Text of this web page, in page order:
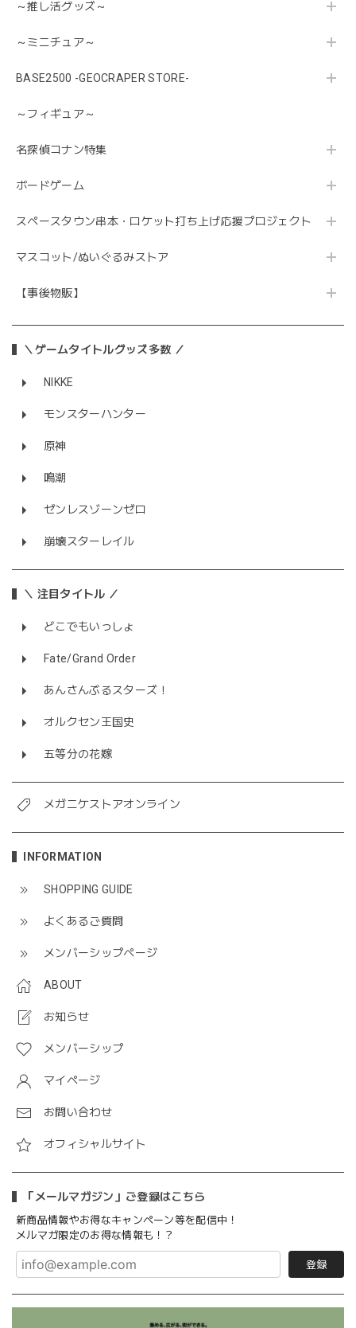
～推し活グッズ～
～ミニチュア～
BASE2500 -GEOCRAPER STORE-
～フィギュア～
名探偵コナン特集
ボードゲーム
スペースタウン串本・ロケット打ち上げ応援プロジェクト
マスコット/ぬいぐるみストア
【事後物販】
＼ゲームタイトルグッズ多数 ／
NIKKE
モンスターハンター
原神
鳴潮
ゼンレスゾーンゼロ
崩壊スターレイル
＼ 注目タイトル ／
どこでもいっしょ
Fate/Grand Order
あんさんぶるスターズ！
オルクセン王国史
五等分の花嫁
メガニケストアオンライン
INFORMATION
SHOPPING GUIDE
よくあるご質問
メンバーシップページ
ABOUT
お知らせ
メンバーシップ
マイページ
お問い合わせ
オフィシャルサイト
「メールマガジン」ご登録はこちら
新商品情報やお得なキャンペーン等を配信中！
メルマガ限定のお得な情報も！？
登録